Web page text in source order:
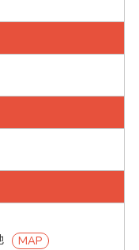
MAP